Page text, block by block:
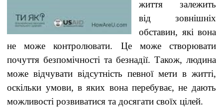
життя залежить
від зовнішніх
обставин, які вона
не може контролювати. Це може створювати
почуття безпомічності та безнадії. Також, людина
може відчувати відсутність певної мети в житті,
оскільки умови, в яких вона перебуває, не дають
можливості розвиватися та досягати своїх цілей.